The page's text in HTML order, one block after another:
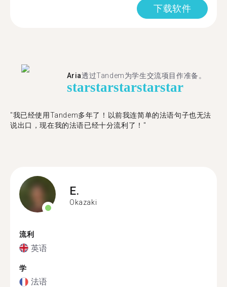
下载软件
Aria透过Tandem为学生交流项目作准备。
starstarstarstarstar
"​​我已经使用Tandem多年了！以前我连简单的法语句子也无法
说出口，现在我的法语已经十分流利了！"
E.
Okazaki
流利
英语
学
法语